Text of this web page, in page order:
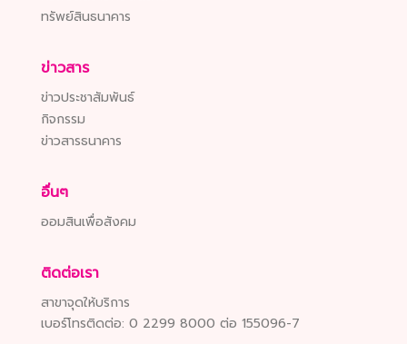
ทรัพย์สินธนาคาร
ข่าวสาร
ข่าวประชาสัมพันธ์
กิจกรรม
ข่าวสารธนาคาร
อื่นๆ
ออมสินเพื่อสังคม
ติดต่อเรา
สาขาจุดให้บริการ
เบอร์โทรติดต่อ: 0 2299 8000 ต่อ 155096-7